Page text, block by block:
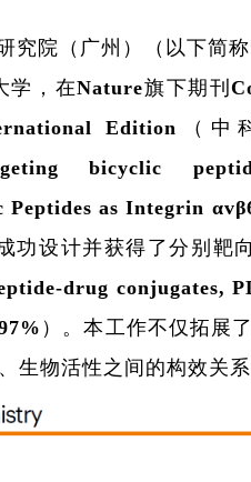
创新药物临床前研发平台
生物样本库
实验动物中心
究院（广州）（以下简
，在Nature旗下期刊
Edition（
bicyclic
as Integrin
功设计并获得了分别靶
drug conjugates,
）。本工作不仅拓展
生物活性之间的构效关